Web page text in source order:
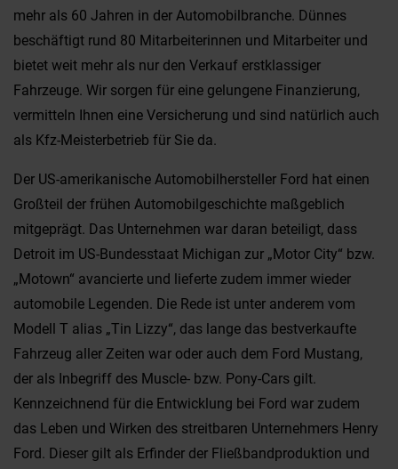
mehr als 60 Jahren in der Automobilbranche. Dünnes
beschäftigt rund 80 Mitarbeiterinnen und Mitarbeiter und
bietet weit mehr als nur den Verkauf erstklassiger
Fahrzeuge. Wir sorgen für eine gelungene Finanzierung,
vermitteln Ihnen eine Versicherung und sind natürlich auch
als Kfz-Meisterbetrieb für Sie da.
Der US-amerikanische Automobilhersteller Ford hat einen
Großteil der frühen Automobilgeschichte maßgeblich
mitgeprägt. Das Unternehmen war daran beteiligt, dass
Detroit im US-Bundesstaat Michigan zur „Motor City“ bzw.
„Motown“ avancierte und lieferte zudem immer wieder
automobile Legenden. Die Rede ist unter anderem vom
Modell T alias „Tin Lizzy“, das lange das bestverkaufte
Fahrzeug aller Zeiten war oder auch dem Ford Mustang,
der als Inbegriff des Muscle- bzw. Pony-Cars gilt.
Kennzeichnend für die Entwicklung bei Ford war zudem
das Leben und Wirken des streitbaren Unternehmers Henry
Ford. Dieser gilt als Erfinder der Fließbandproduktion und